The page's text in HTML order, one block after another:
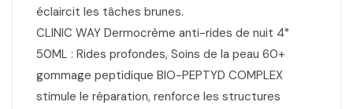
éclaircit les tâches brunes.
CLINIC WAY Dermocrème anti-rides de nuit 4°
50ML : Rides profondes, Soins de la peau 60+
gommage peptidique BIO-PEPTYD COMPLEX
stimule le réparation, renforce les structures